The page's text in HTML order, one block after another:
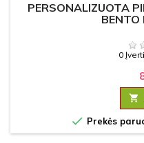
PERSONALIZUOTA
BENTO
0

 Prekės